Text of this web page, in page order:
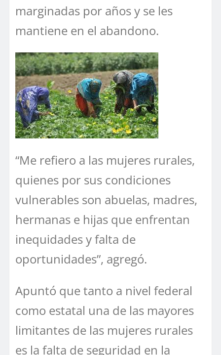
marginadas por años y se les
mantiene en el abandono.
“Me refiero a las mujeres rurales,
quienes por sus condiciones
vulnerables son abuelas, madres,
hermanas e hijas que enfrentan
inequidades y falta de
oportunidades”, agregó.
Apuntó que tanto a nivel federal
como estatal una de las mayores
limitantes de las mujeres rurales
es la falta de seguridad en la